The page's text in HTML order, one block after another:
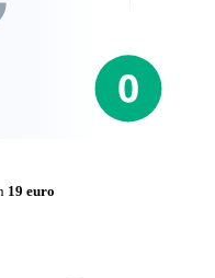
19 euro